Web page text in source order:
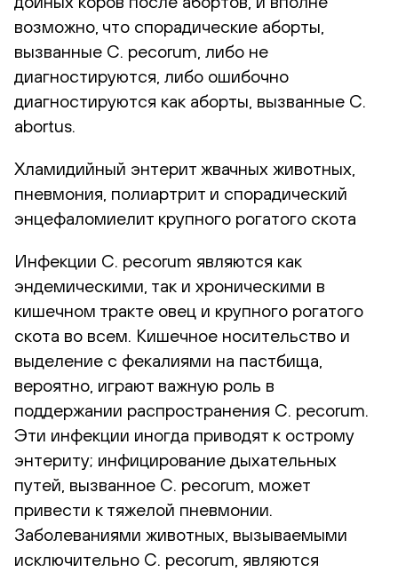
возможно, что спорадические аборты,
вызванные C. pecorum, либо не
диагностируются, либо ошибочно
диагностируются как аборты, вызванные C.
abortus.
Хламидийный энтерит жвачных животных,
пневмония, полиартрит и спорадический
энцефаломиелит крупного рогатого скота
Инфекции C. pecorum являются как
эндемическими, так и хроническими в
кишечном тракте овец и крупного рогатого
скота во всем. Кишечное носительство и
выделение с фекалиями на пастбища,
вероятно, играют важную роль в
поддержании распространения C. pecorum.
Эти инфекции иногда приводят к острому
энтериту; инфицирование дыхательных
путей, вызванное C. pecorum, может
привести к тяжелой пневмонии.
Заболеваниями животных, вызываемыми
исключительно C. pecorum, являются